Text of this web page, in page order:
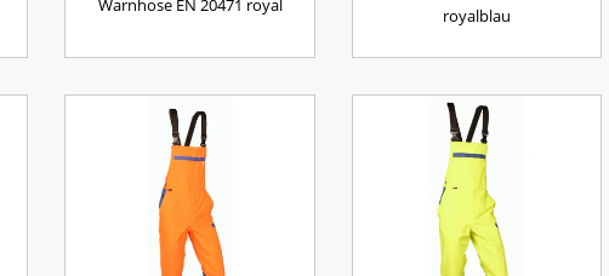
Warnhose EN 20471 royal
royalblau